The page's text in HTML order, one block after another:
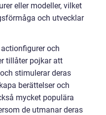
eller modeller, vilket
och utvecklar
och
tillåter pojkar att
stimulerar deras
berättelser och
mycket populära
de utmanar deras